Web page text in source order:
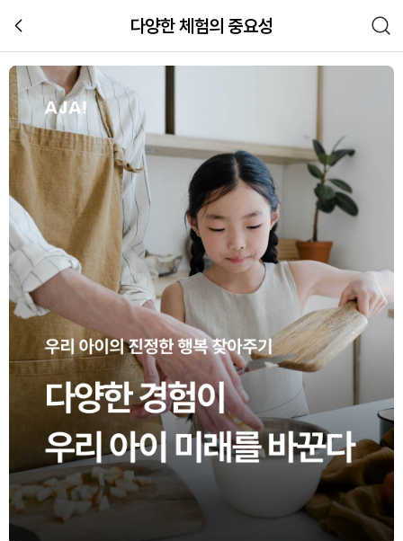
다양한 체험의 중요성
아이의 창의력과 진로 탐색을 돕는
교육관련 체험 이미지 갤러리